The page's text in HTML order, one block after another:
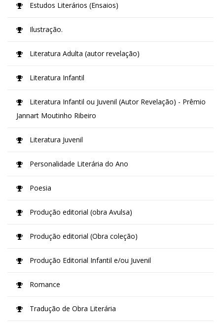
Estudos Literários (Ensaios)
Ilustração.
Literatura Adulta (autor revelação)
Literatura Infantil
Literatura Infantil ou Juvenil (Autor Revelação) - Prêmio
Jannart Moutinho Ribeiro
Literatura Juvenil
Personalidade Literária do Ano
Poesia
Produção editorial (obra Avulsa)
Produção editorial (Obra coleção)
Produção Editorial Infantil e/ou Juvenil
Romance
Tradução de Obra Literária